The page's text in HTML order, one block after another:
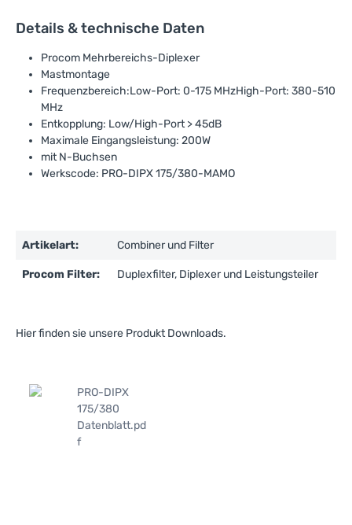
Details & technische Daten
Procom Mehrbereichs-Diplexer
Mastmontage
Frequenzbereich:Low-Port: 0-175 MHzHigh-Port: 380-510
MHz
Entkopplung: Low/High-Port > 45dB
Maximale Eingangsleistung: 200W
mit N-Buchsen
Werkscode: PRO-DIPX 175/380-MAMO
Artikelart: Combiner und Filter
Procom Filter: Duplexfilter, Diplexer und Leistungsteiler
Hier finden sie unsere Produkt Downloads.
PRO-DIPX
175/380
Datenblatt.pd
f